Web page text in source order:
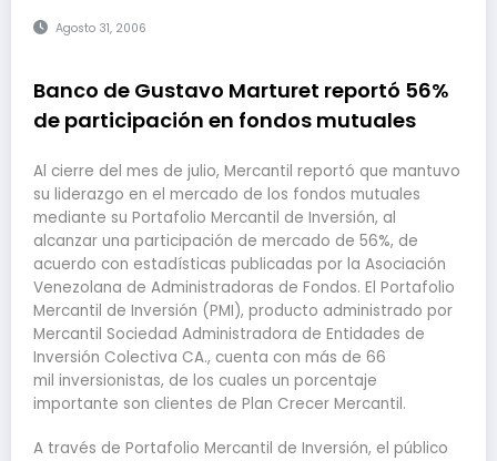
Agosto 31, 2006
Banco de Gustavo Marturet reportó 56%
de participación en fondos mutuales
Al cierre del mes de julio, Mercantil reportó que mantuvo
su liderazgo en el mercado de los fondos mutuales
mediante su Portafolio Mercantil de Inversión, al
alcanzar una participación de mercado de 56%, de
acuerdo con estadísticas publicadas por la Asociación
Venezolana de Administradoras de Fondos. El Portafolio
Mercantil de Inversión (PMI), producto administrado por
Mercantil Sociedad Administradora de Entidades de
Inversión Colectiva CA., cuenta con más de 66
mil inversionistas, de los cuales un porcentaje
importante son clientes de Plan Crecer Mercantil.
A través de Portafolio Mercantil de Inversión, el público